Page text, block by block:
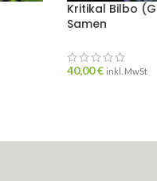
Kritikal Bilbo
Samen
40,00€ inkl. MwSt